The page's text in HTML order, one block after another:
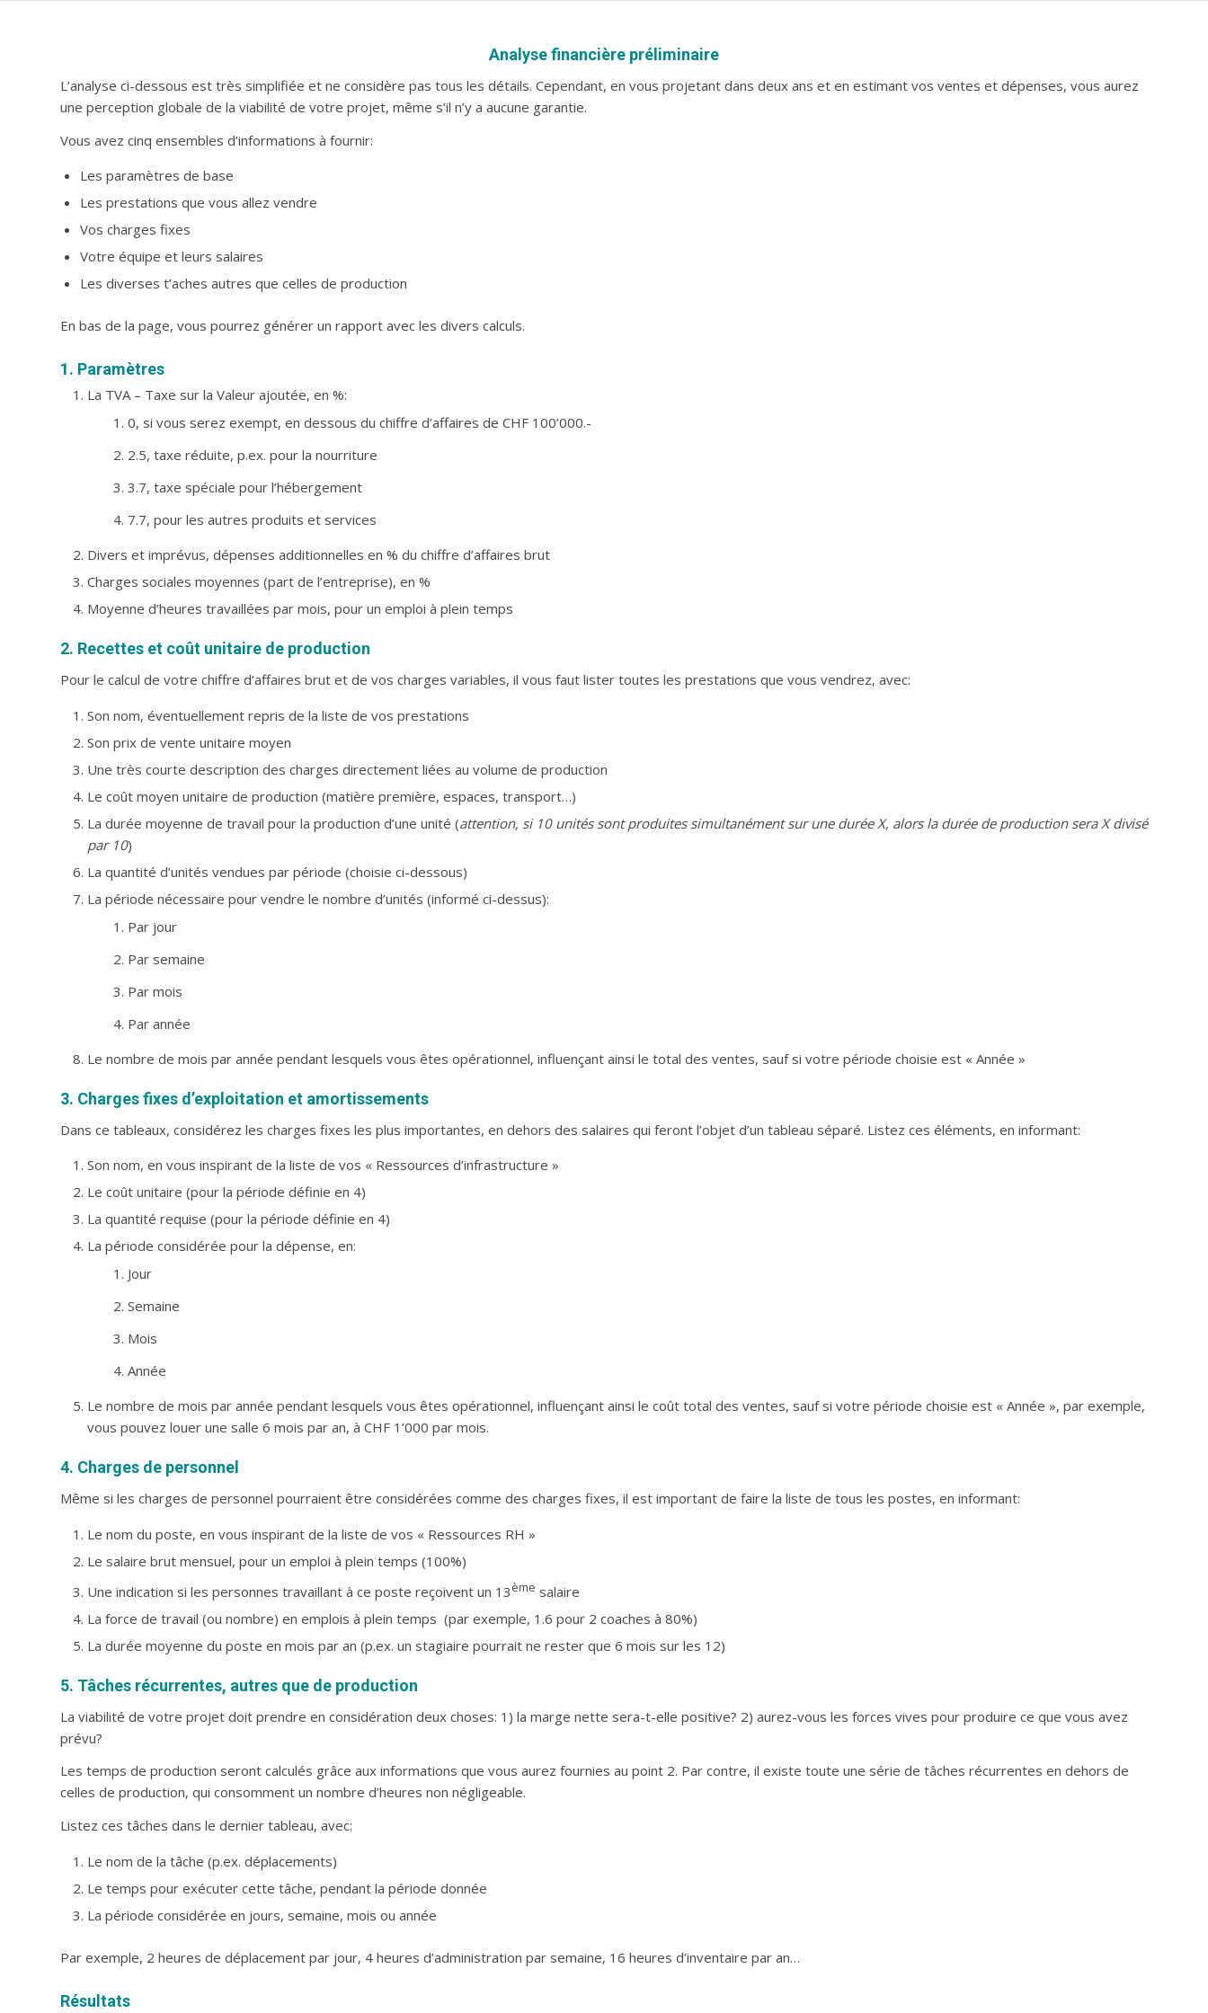
Analyse financière préliminaire
L’analyse ci-dessous est très simplifiée et ne considère pas tous les détails. Cependant, en vous projetant dans deux ans et en estimant vos ventes et dépenses, vous aurez
une perception globale de la viabilité de votre projet, même s’il n’y a aucune garantie.
Vous avez cinq ensembles d’informations à fournir:
Les paramètres de base
Les prestations que vous allez vendre
Vos charges fixes
Votre équipe et leurs salaires
Les diverses t’aches autres que celles de production
En bas de la page, vous pourrez générer un rapport avec les divers calculs.
1. Paramètres
La TVA – Taxe sur la Valeur ajoutée, en %:
0, si vous serez exempt, en dessous du chiffre d’affaires de CHF 100’000.-
2.5, taxe réduite, p.ex. pour la nourriture
3.7, taxe spéciale pour l’hébergement
7.7, pour les autres produits et services
Divers et imprévus, dépenses additionnelles en % du chiffre d’affaires brut
Charges sociales moyennes (part de l’entreprise), en %
Moyenne d’heures travaillées par mois, pour un emploi à plein temps
2. Recettes et coût unitaire de production
Pour le calcul de votre chiffre d’affaires brut et de vos charges variables, il vous faut lister toutes les prestations que vous vendrez, avec:
Son nom, éventuellement repris de la liste de vos prestations
Son prix de vente unitaire moyen
Une très courte description des charges directement liées au volume de production
Le coût moyen unitaire de production (matière première, espaces, transport…)
La durée moyenne de travail pour la production d’une unité (attention, si 10 unités sont produites simultanément sur une durée X, alors la durée de production sera X divisé
par 10)
La quantité d’unités vendues par période (choisie ci-dessous)
La période nécessaire pour vendre le nombre d’unités (informé ci-dessus):
Par jour
Par semaine
Par mois
Par année
Le nombre de mois par année pendant lesquels vous êtes opérationnel, influençant ainsi le total des ventes, sauf si votre période choisie est « Année »
3. Charges fixes d’exploitation et amortissements
Dans ce tableaux, considérez les charges fixes les plus importantes, en dehors des salaires qui feront l’objet d’un tableau séparé. Listez ces éléments, en informant:
Son nom, en vous inspirant de la liste de vos « Ressources d’infrastructure »
Le coût unitaire (pour la période définie en 4)
La quantité requise (pour la période définie en 4)
La période considérée pour la dépense, en:
Jour
Semaine
Mois
Année
Le nombre de mois par année pendant lesquels vous êtes opérationnel, influençant ainsi le coût total des ventes, sauf si votre période choisie est « Année », par exemple,
vous pouvez louer une salle 6 mois par an, à CHF 1’000 par mois.
4. Charges de personnel
Même si les charges de personnel pourraient être considérées comme des charges fixes, il est important de faire la liste de tous les postes, en informant:
Le nom du poste, en vous inspirant de la liste de vos « Ressources RH »
Le salaire brut mensuel, pour un emploi à plein temps (100%)
Une indication si les personnes travaillant à ce poste reçoivent un 13ème salaire
La force de travail (ou nombre) en emplois à plein temps (par exemple, 1.6 pour 2 coaches à 80%)
La durée moyenne du poste en mois par an (p.ex. un stagiaire pourrait ne rester que 6 mois sur les 12)
5. Tâches récurrentes, autres que de production
La viabilité de votre projet doit prendre en considération deux choses: 1) la marge nette sera-t-elle positive? 2) aurez-vous les forces vives pour produire ce que vous avez
prévu?
Les temps de production seront calculés grâce aux informations que vous aurez fournies au point 2. Par contre, il existe toute une série de tâches récurrentes en dehors de
celles de production, qui consomment un nombre d’heures non négligeable.
Listez ces tâches dans le dernier tableau, avec:
Le nom de la tâche (p.ex. déplacements)
Le temps pour exécuter cette tâche, pendant la période donnée
La période considérée en jours, semaine, mois ou année
Par exemple, 2 heures de déplacement par jour, 4 heures d’administration par semaine, 16 heures d’inventaire par an…
Résultats